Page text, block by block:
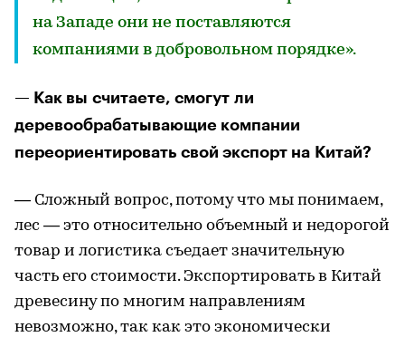
на Западе они не поставляются
компаниями в добровольном порядке».
— Как вы считаете, смогут ли
деревообрабатывающие компании
переориентировать свой экспорт на Китай?
— Сложный вопрос, потому что мы понимаем,
лес — это относительно объемный и недорогой
товар и логистика съедает значительную
часть его стоимости. Экспортировать в Китай
древесину по многим направлениям
невозможно, так как это экономически